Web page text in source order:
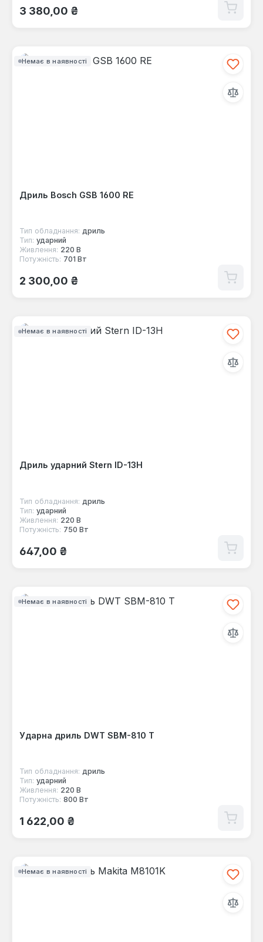
Звичайна ціна:
3 380,00 ₴
Немає в наявності
Дриль Bosch GSB 1600 RE
Тип обладнання: дриль
Тип: ударний
Живлення: 220 В
Потужність: 701 Вт
Звичайна ціна:
2 300,00 ₴
Немає в наявності
Дриль ударний Stern ID-13H
Тип обладнання: дриль
Тип: ударний
Живлення: 220 В
Потужність: 750 Вт
Звичайна ціна:
647,00 ₴
Немає в наявності
Ударна дриль DWT SBM-810 Т
Тип обладнання: дриль
Тип: ударний
Живлення: 220 В
Потужність: 800 Вт
Звичайна ціна:
1 622,00 ₴
Немає в наявності